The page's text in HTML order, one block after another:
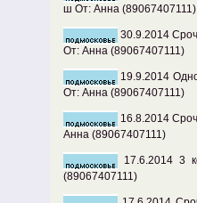
ш От: Анна (89067407111)
30.9.2014
От: Анна (89067407111)
19.9.2014
От: Анна (89067407111)
16.8.2014
Анна (89067407111)
17.6.2014 3
(89067407111)